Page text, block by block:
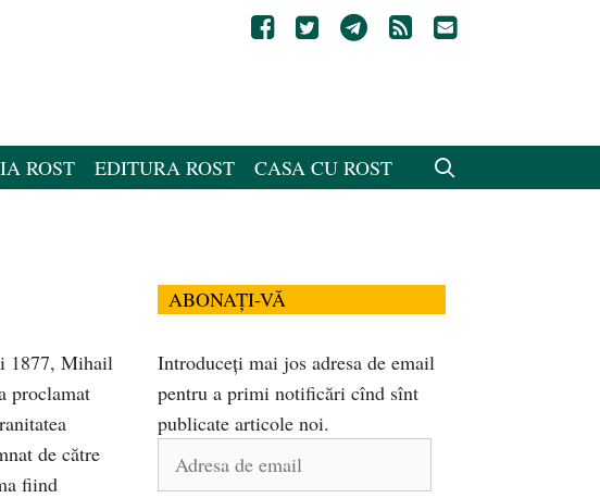
ROST EDITURA ROST CASA CU ROST
1877, Mihail
proclamat
de către
fiind
ABONAȚI-VĂ
Introduceți mai jos adresa de email
pentru a primi notificări cînd sînt
publicate articole noi.
Adresa